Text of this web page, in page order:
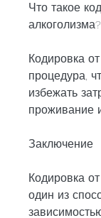
Что такое
алкоголизма?
Кодировка
процедура,
избежать
проживание
Заключение
Кодировка
один из